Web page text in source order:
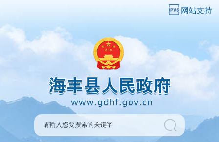
网站支持